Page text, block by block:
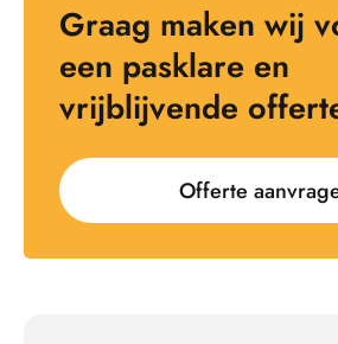
Graag maken wij
een pasklare en
vrijblijvende
Offerte